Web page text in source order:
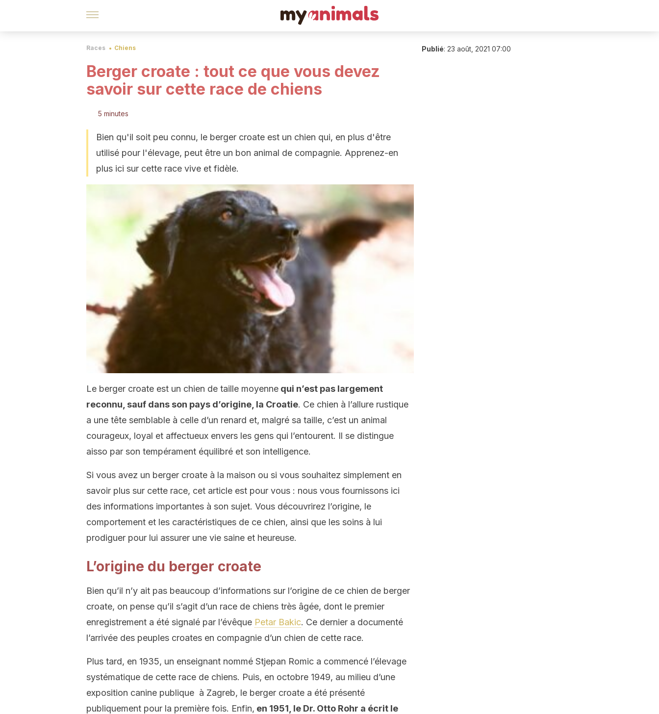
Races Chiens
Berger croate : tout ce que vous devez
savoir sur cette race de chiens
5 minutes
Bien qu'il soit peu connu, le berger croate est un chien qui, en plus d'être
utilisé pour l'élevage, peut être un bon animal de compagnie. Apprenez-en
plus ici sur cette race vive et fidèle.
Le berger croate est un chien de taille moyenne qui n’est pas largement
reconnu, sauf dans son pays d’origine, la Croatie. Ce chien à l’allure rustique
a une tête semblable à celle d’un renard et, malgré sa taille, c’est un animal
courageux, loyal et affectueux envers les gens qui l’entourent. Il se distingue
aisso par son tempérament équilibré et son intelligence.
Si vous avez un berger croate à la maison ou si vous souhaitez simplement en
savoir plus sur cette race, cet article est pour vous : nous vous fournissons ici
des informations importantes à son sujet. Vous découvrirez l’origine, le
comportement et les caractéristiques de ce chien, ainsi que les soins à lui
prodiguer pour lui assurer une vie saine et heureuse.
L’origine du berger croate
Bien qu’il n’y ait pas beaucoup d’informations sur l’origine de ce chien de berger
croate, on pense qu’il s’agit d’un race de chiens très âgée, dont le premier
enregistrement a été signalé par l’évêque Petar Bakic. Ce dernier a documenté
l’arrivée des peuples croates en compagnie d’un chien de cette race.
Plus tard, en 1935, un enseignant nommé Stjepan Romic a commencé l’élevage
systématique de cette race de chiens. Puis, en octobre 1949, au milieu d’une
exposition canine publique à Zagreb, le berger croate a été présenté
publiquement pour la première fois. Enfin, en 1951, le Dr. Otto Rohr a écrit le
Publié: 23 août, 2021 07:00